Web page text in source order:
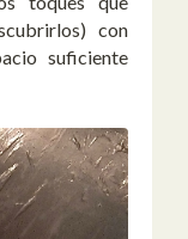
con
suficiente